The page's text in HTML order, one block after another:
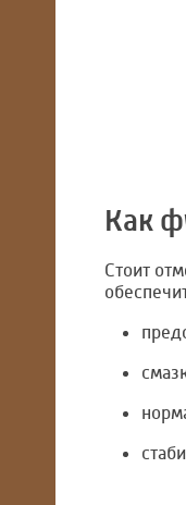
Как
Стоит